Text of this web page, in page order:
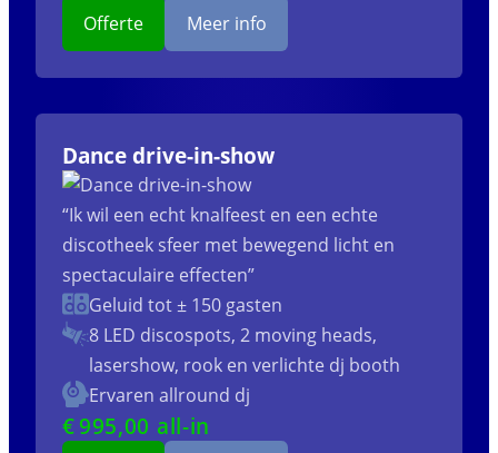
Offerte Meer info
Dance drive-in-show
“Ik wil een echt knalfeest en een echte
discotheek sfeer met bewegend licht en
spectaculaire effecten”
Geluid tot ± 150 gasten
8 LED discospots, 2 moving heads,
lasershow, rook en verlichte dj booth
Ervaren allround dj
€995,00 all-in